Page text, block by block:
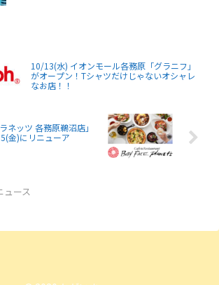
10/13(水) イオンモール各務原「グラニフ」
がオープン！Tシャツだけじゃないオシャレ
なお店！！
ネッツ 各務原鵜沼店」
金)にリニューア
ュース